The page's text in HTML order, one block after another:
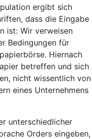
ergibt sich
dass die Eingabe
ist: Wir verweisen
Bedingungen für
Hiernach
betreffen und sich
nicht wissentlich von
eines Unternehmens
unterschiedlicher
Orders eingeben,